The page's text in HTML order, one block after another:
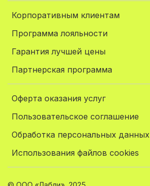
Корпоративным клиентам
Программа лояльности
Гарантия лучшей цены
Партнерская программа
Оферта оказания услуг
Пользовательское соглашение
Обработка персональных данных
Использования файлов cookies